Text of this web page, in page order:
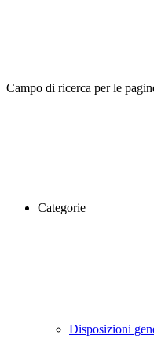
Campo di ricerca per le
Categorie
Disposizioni